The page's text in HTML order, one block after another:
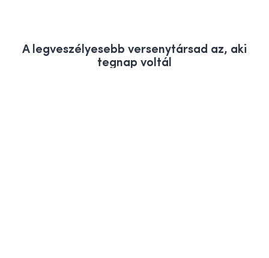
A legveszélyesebb versenytársad az, aki
tegnap voltál